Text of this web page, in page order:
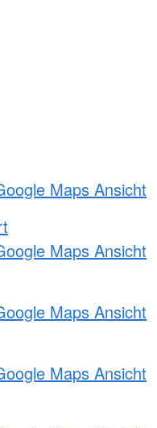
Maps Ansicht
Maps Ansicht
Maps Ansicht
Maps Ansicht